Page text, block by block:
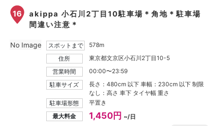
16
akippa 小石川2丁目10駐車場＊角地＊駐車場
間違い注意＊
スポットまで
578m
住所
東京都文京区小石川2丁目10-5
営業時間
00:00〜23:59
駐車サイズ
長さ：480cm 以下 車幅：230cm 以下 制限
なし：高さ 車下 タイヤ幅 重さ
駐車場形態
平置き
最大料金
1,450円 ~/日
No Image